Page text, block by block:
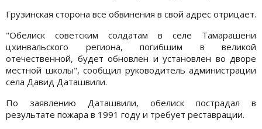
Грузинская сторона все обвинения в свой адрес отрицает.
"Обелиск советским солдатам в селе Тамарашени
цхинвальского региона, погибшим в великой
отечественной, будет обновлен и установлен во дворе
местной школы", сообщил руководитель администрации
села Давид Даташвили.
По заявлению Даташвили, обелиск пострадал в
результате пожара в 1991 году и требует реставрации.